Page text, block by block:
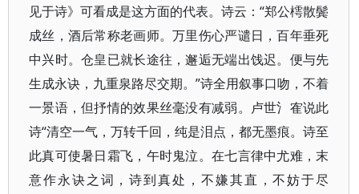
见于诗》可看成是这方面的代表。诗云：“郑公樗散鬓
成丝，酒后常称老画师。万里伤心严谴日，百年垂死
中兴时。仓皇已就长途往，邂逅无端出饯迟。便与先
生成永诀，九重泉路尽交期。”诗全用叙事口吻，不着
一景语，但抒情的效果丝毫没有减弱。卢世氵隺说此
诗“清空一气，万转千回，纯是泪点，都无墨痕。诗至
此真可使暑日霜飞，午时鬼泣。在七言律中尤难，末
意作永诀之词，诗到真处，不嫌其直，不妨于尽